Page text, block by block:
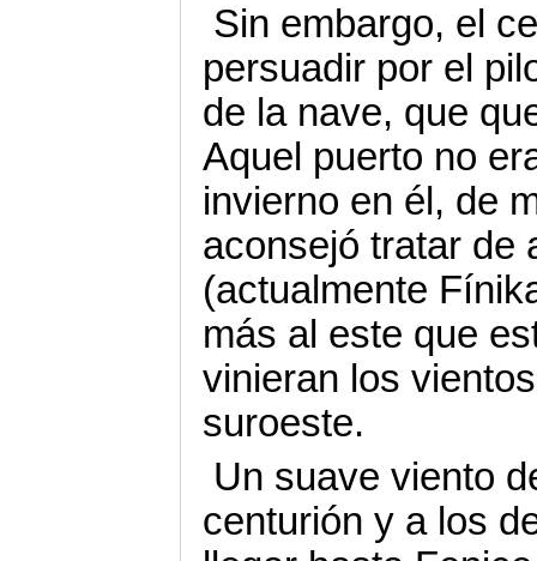
Sin embargo, el
persuadir por el
de la nave, que
Aquel puerto no
invierno en él, de
aconsejó tratar de
(actualmente
más al este que
vinieran los
suroeste.
Un suave viento
centurión y a los